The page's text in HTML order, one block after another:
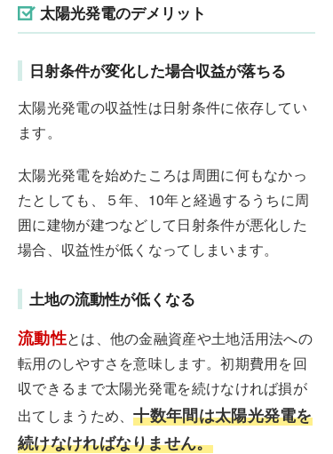
太陽光発電のデメリット
日射条件が変化した場合収益が落ちる
太陽光発電の収益性は日射条件に依存してい
ます。
太陽光発電を始めたころは周囲に何もなかっ
たとしても、５年、10年と経過するうちに周
囲に建物が建つなどして日射条件が悪化した
場合、収益性が低くなってしまいます。
土地の流動性が低くなる
流動性とは、他の金融資産や土地活用法への
転用のしやすさを意味します。初期費用を回
収できるまで太陽光発電を続けなければ損が
出てしまうため、十数年間は太陽光発電を
続けなければなりません。